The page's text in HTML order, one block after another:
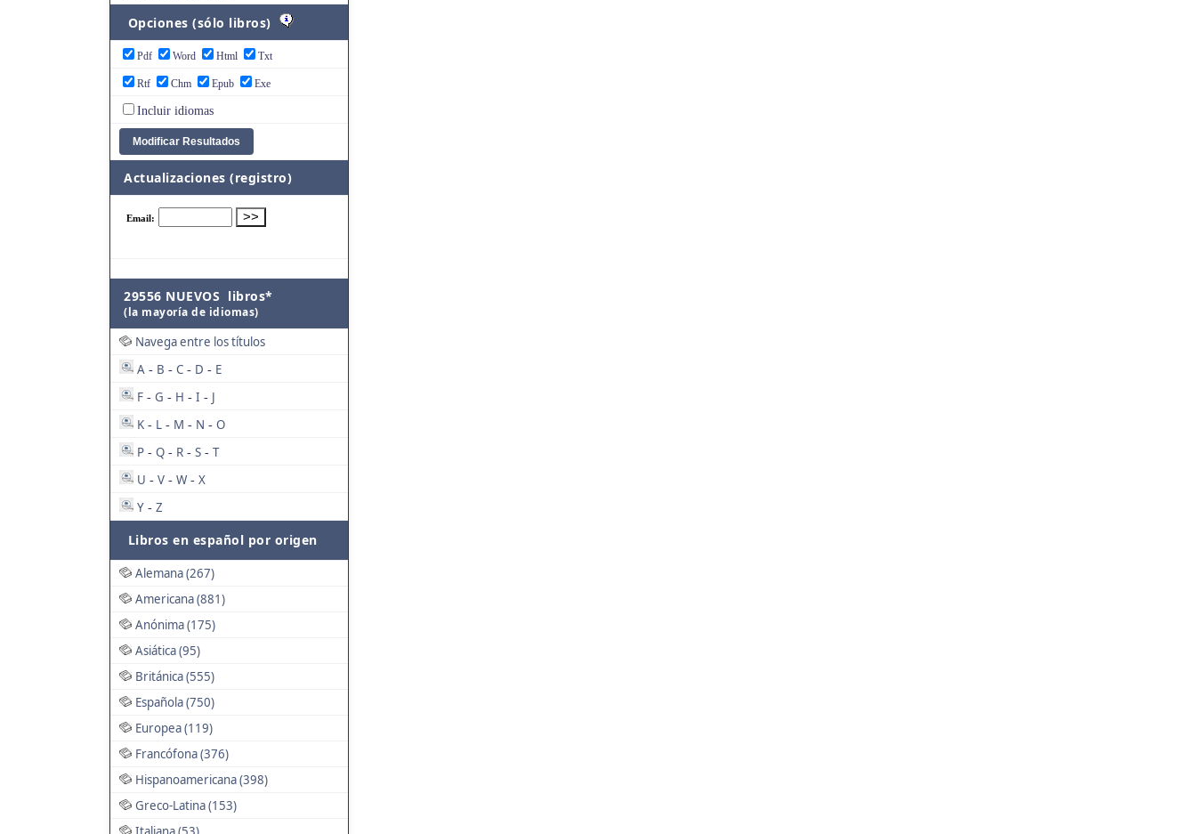
Opciones (sólo libros)
Pdf Word Html Txt
Rtf Chm Epub Exe
Incluir idiomas
Actualizaciones (registro)
29556 NUEVOS libros*
(la mayoría de idiomas)
Navega entre los títulos
A - B - C - D - E
F - G - H - I - J
K - L - M - N - O
P - Q - R - S - T
U - V - W - X
Y - Z
Libros en español por origen
Alemana (267)
Americana (881)
Anónima (175)
Asiática (95)
Británica (555)
Española (750)
Europea (119)
Francófona (376)
Hispanoamericana (398)
Greco-Latina (153)